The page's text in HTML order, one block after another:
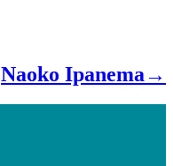
Naoko Ipanema→